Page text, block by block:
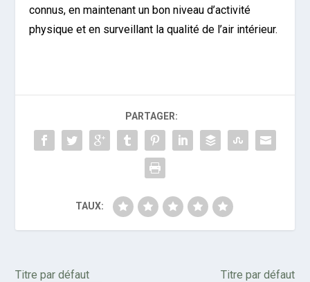
connus, en maintenant un bon niveau d’activité
physique et en surveillant la qualité de l’air intérieur.
PARTAGER:
TAUX:
Titre par défaut
Titre par défaut